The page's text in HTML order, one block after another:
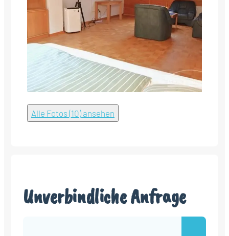
Alle Fotos (10) ansehen
Unverbindliche Anfrage